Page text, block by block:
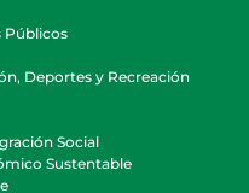
Públicos
Deportes y Recreación
Social
Sustentable